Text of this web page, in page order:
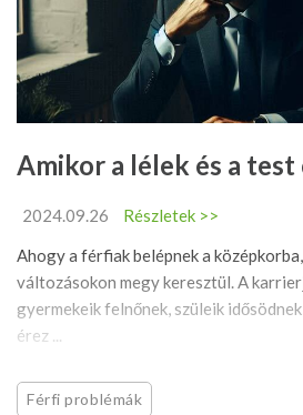
Amikor a lélek és a test
2024.09.26
Részletek >>
Ahogy a férfiak belépnek a
változásokon megy keresztül. A
gyermekeik felnőnek, szüleik
érez ...
Férfi problémák